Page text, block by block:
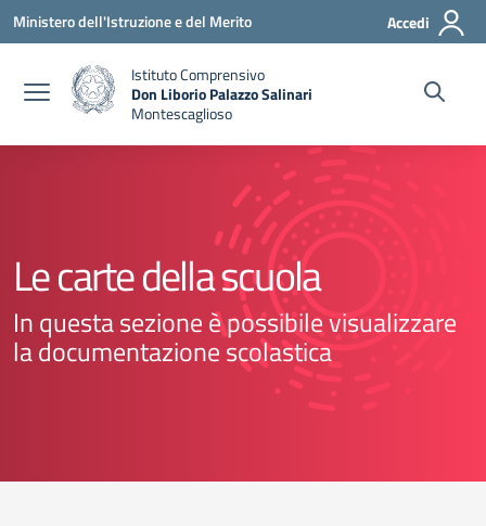
Vai ai contenuti
Vai al menu di navigazione
Vai al footer
Ministero dell'Istruzione e del Merito Accedi
Istituto Comprensivo
Don Liborio Palazzo Salinari
Montescaglioso
Le carte della scuola
In questa sezione è possibile visualizzare
la documentazione scolastica